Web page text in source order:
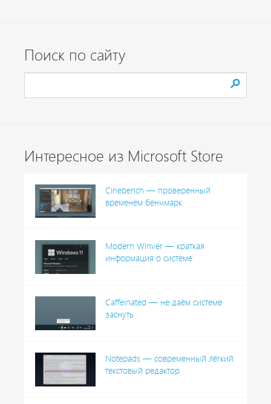
Поиск по сайту
Интересное из Microsoft Store
Cinebench — проверенный
временем бенчмарк
Modern Winver — краткая
информация о системе
Caffeinated — не даём системе
заснуть
Notepads — современный лёгкий
текстовый редактор